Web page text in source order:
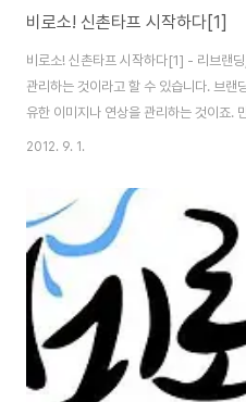
비로소! 신촌타프 시작하다[1]
비로소! 신촌타프 시작하다[1] - 리브랜
관리하는 것이라고 할 수 있습니다. 브랜
유한 이미지나 연상을 관리하는 것이죠.
칠만한 이미지나 연상이 생겨난다면 그
는 것을 브랜딩이라고 할 수 있습니다.
리하고 유지하는 브랜딩보다 복잡하고 어
의 브랜드가 가지고 있는 아이덴티티를
도 새로운 모습을 선보여야 하는 것이기
존의 브랜드와 이질감이 커져서 오히려 역..
2012. 9. 1.